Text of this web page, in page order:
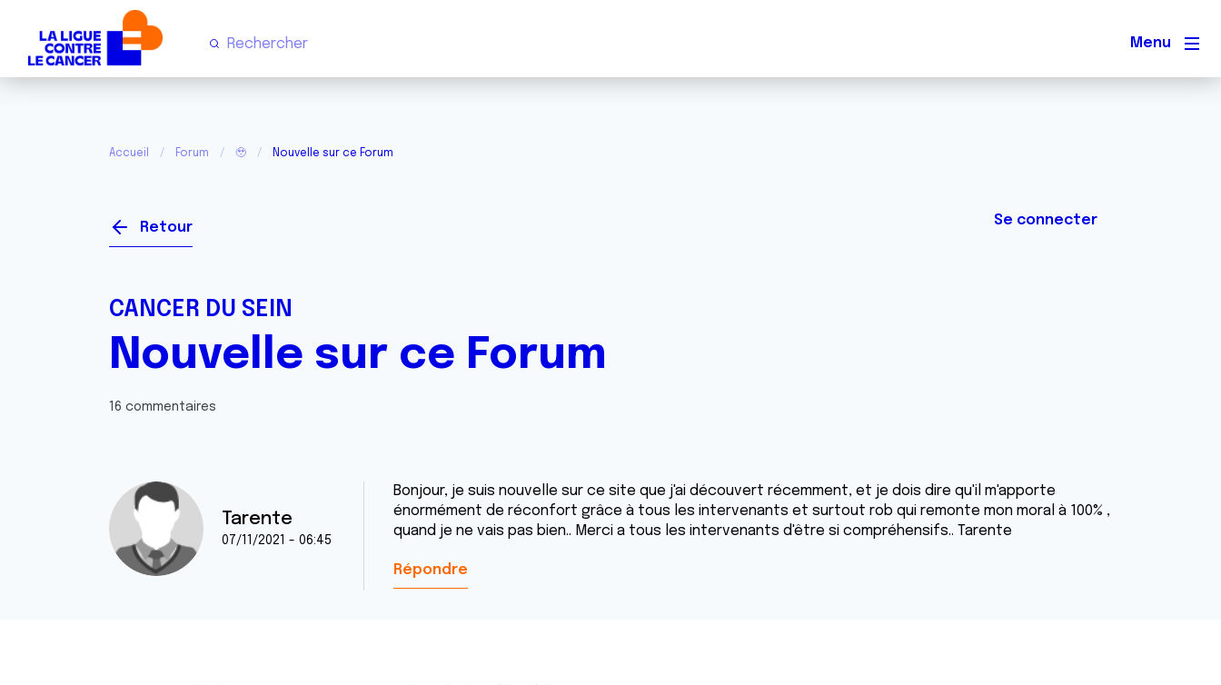
Menu
Accueil Forum 🥹 Nouvelle sur ce Forum
Retour Se connecter
CANCER DU SEIN
Nouvelle sur ce Forum
16 commentaires
Tarente
07/11/2021 - 06:45
Bonjour, je suis nouvelle sur ce site que j'ai découvert récemment, et je dois dire qu'il m'apporte
énormément de réconfort grâce à tous les intervenants et surtout rob qui remonte mon moral à 100% ,
quand je ne vais pas bien.. Merci a tous les intervenants d'être si compréhensifs.. Tarente
Répondre